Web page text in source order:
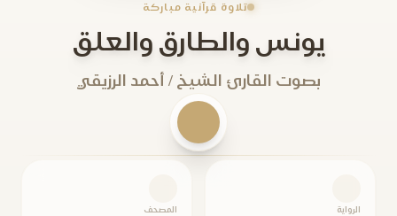
تلاوة قرآنية مباركة
يونس والطارق والعلق
بصوت القارئ الشيخ / أحمد الرزيقي
الرواية المصحف